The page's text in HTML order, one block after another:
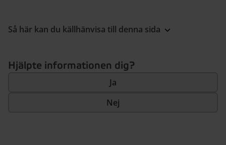
Så här kan du källhänvisa till denna sida
Hjälpte informationen dig?
Ja
Nej